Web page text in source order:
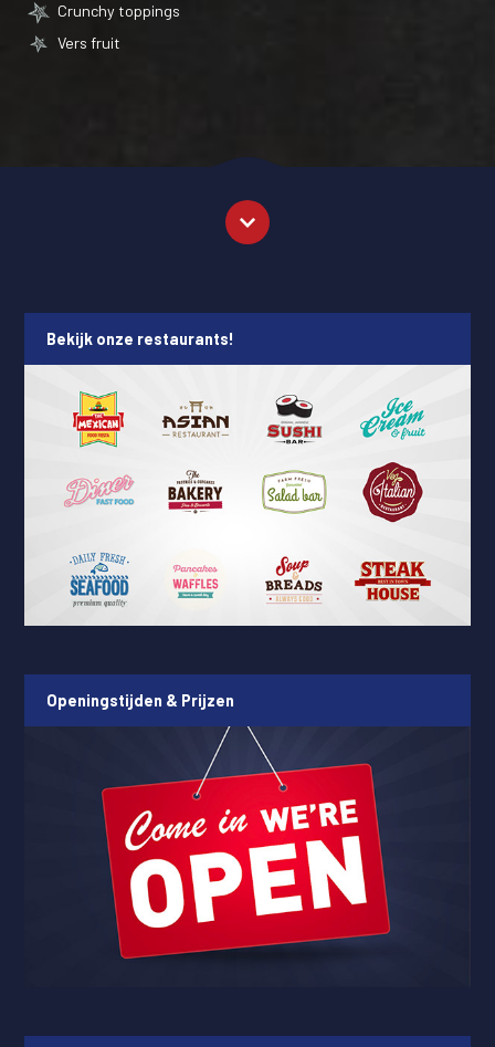
Crunchy toppings
Vers fruit
Bekijk onze restaurants!
Openingstijden & Prijzen